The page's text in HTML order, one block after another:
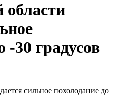
-30 градусов